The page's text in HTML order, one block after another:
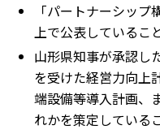
「パートナーシッ
上で公表しているこ
山形県知事が承認し
を受けた経営力向上
端設備等導入計画、
れかを策定している